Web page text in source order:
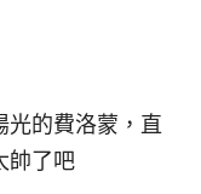
光的費洛蒙，直
帥了吧